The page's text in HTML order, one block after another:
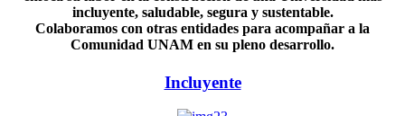
incluyente, saludable, segura y sustentable.
Colaboramos con otras entidades para acompañar a la
Comunidad UNAM en su pleno desarrollo.
Incluyente